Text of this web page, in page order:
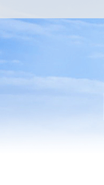
打
无
障